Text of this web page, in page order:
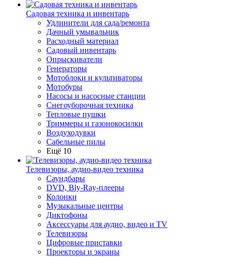
Садовая техника и инвентарь
Удлинители для сада/ремонта
Дачный умывальник
Расходный материал
Садовый инвентарь
Опрыскиватели
Генераторы
Мотоблоки и культиваторы
Мотобуры
Насосы и насосные станции
Снегоуборочная техника
Тепловые пушки
Триммеры и газонокосилки
Воздуходувки
Сабельные пилы
Ещё 10
Телевизоры, аудио-видео техника
Саундбары
DVD, Bly-Ray-плееры
Колонки
Музыкальные центры
Диктофоны
Аксессуары для аудио, видео и TV
Телевизоры
Цифровые приставки
Проекторы и экраны